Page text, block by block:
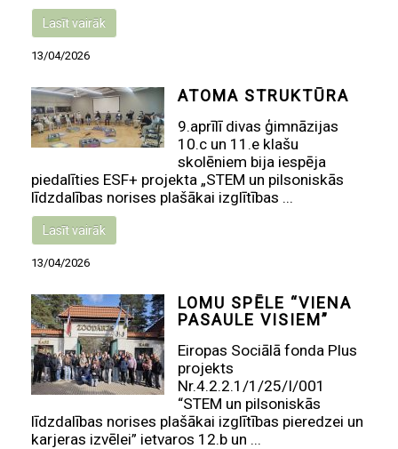
Lasīt vairāk
13/04/2026
ATOMA STRUKTŪRA
9.aprīlī divas ģimnāzijas
10.c un 11.e klašu
skolēniem bija iespēja
piedalīties ESF+ projekta „STEM un pilsoniskās
līdzdalības norises plašākai izglītības ...
Lasīt vairāk
13/04/2026
LOMU SPĒLE “VIENA
PASAULE VISIEM”
Eiropas Sociālā fonda Plus
projekts
Nr.4.2.2.1/1/25/I/001
“STEM un pilsoniskās
līdzdalības norises plašākai izglītības pieredzei un
karjeras izvēlei” ietvaros 12.b un ...